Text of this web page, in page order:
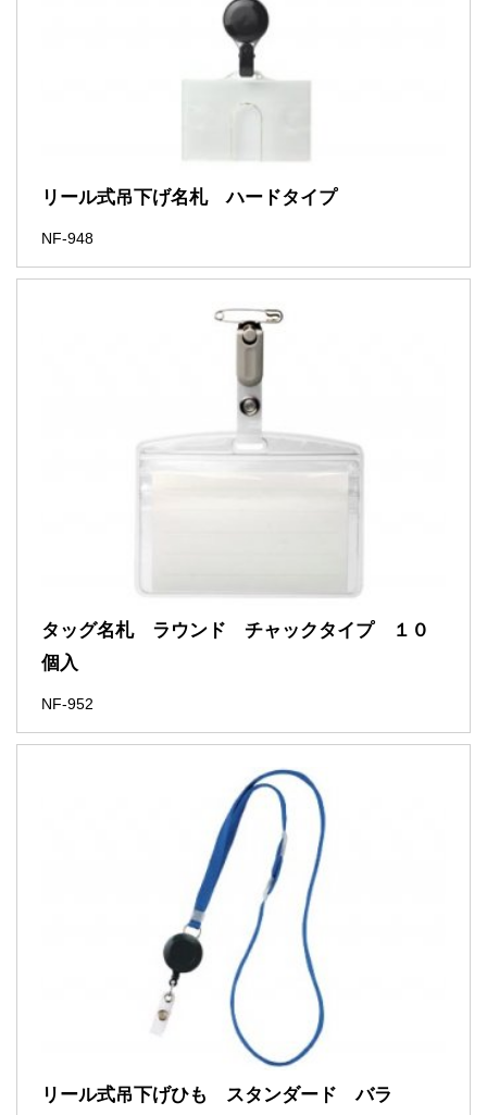
リール式吊下げ名札 ハードタイプ
NF-948
タッグ名札 ラウンド チャックタイプ １０
個入
NF-952
リール式吊下げひも スタンダード バラ